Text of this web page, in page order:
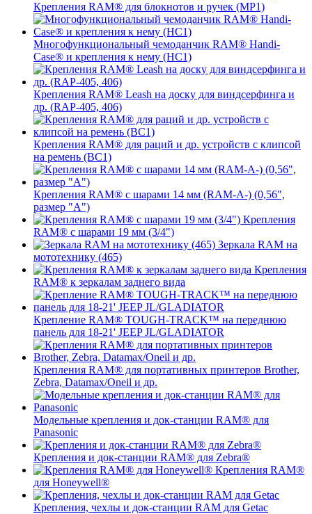
Крепления RAM® для блокнотов и ручек (MP1)
Многофункциональный чемоданчик RAM® Handi-
Case® и крепления к нему (HC1)
Крепления RAM® Leash на доску для виндсерфинга и
др. (RAP-405, 406)
Крепления RAM® для раций и др. устройств с клипсой
на ремень (BC1)
Крепления RAM® с шарами 14 мм (RAM-A-) (0,56",
размер "A")
Крепления
RAM® с шарами 19 мм (3/4")
Зеркала RAM на
мототехнику (465)
Крепления
RAM® к зеркалам заднего вида
Крепление RAM® TOUGH-TRACK™ на переднюю
панель для 18-21' JEEP JL/GLADIATOR
Крепления RAM® для портативных принтеров Brother,
Zebra, Datamax/Oneil и др.
Модельные крепления и док-станции RAM® для
Panasonic
Крепления и док-станции RAM® для Zebra®
Крепления RAM®
для Honeywell®
Крепления, чехлы и док-станции RAM для Getac